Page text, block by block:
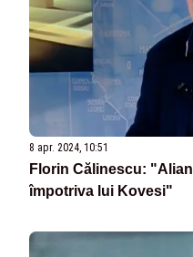
8 apr. 2024, 10:51
Florin Călinescu:
împotriva lui Kovesi"